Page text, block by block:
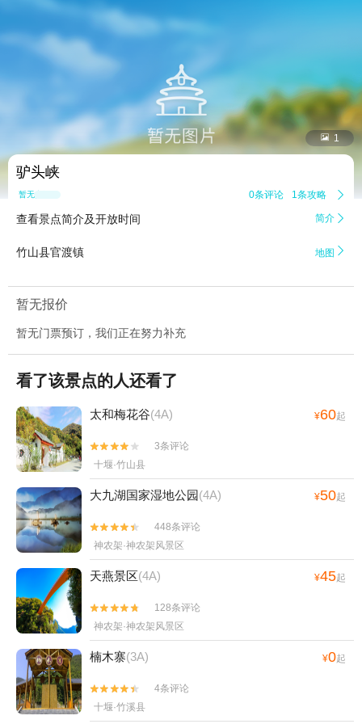
 1
驴头峡
暂无点评 0条评论 1条攻略 
查看景点简介及开放时间 简介 
竹山县官渡镇 地图 
暂无报价
暂无门票预订，我们正在努力补充
看了该景点的人还看了
太和梅花谷(4A) ¥60起


3条评论
十堰·竹山县
大九湖国家湿地公园(4A) ¥50起


448条评论
神农架·神农架风景区
天燕景区(4A) ¥45起


128条评论
神农架·神农架风景区
楠木寨(3A) ¥0起


4条评论
十堰·竹溪县